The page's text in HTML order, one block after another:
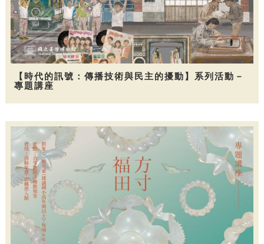
【時代的訊號：傳播技術與民主的擾動】系列活動－
專題講座